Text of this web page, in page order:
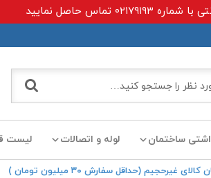
حاصل نمایید
ساختمان لوله و اتصالات لیست
غیرحجیم (حداقل سفارش ۳۰ میلیون تومان )